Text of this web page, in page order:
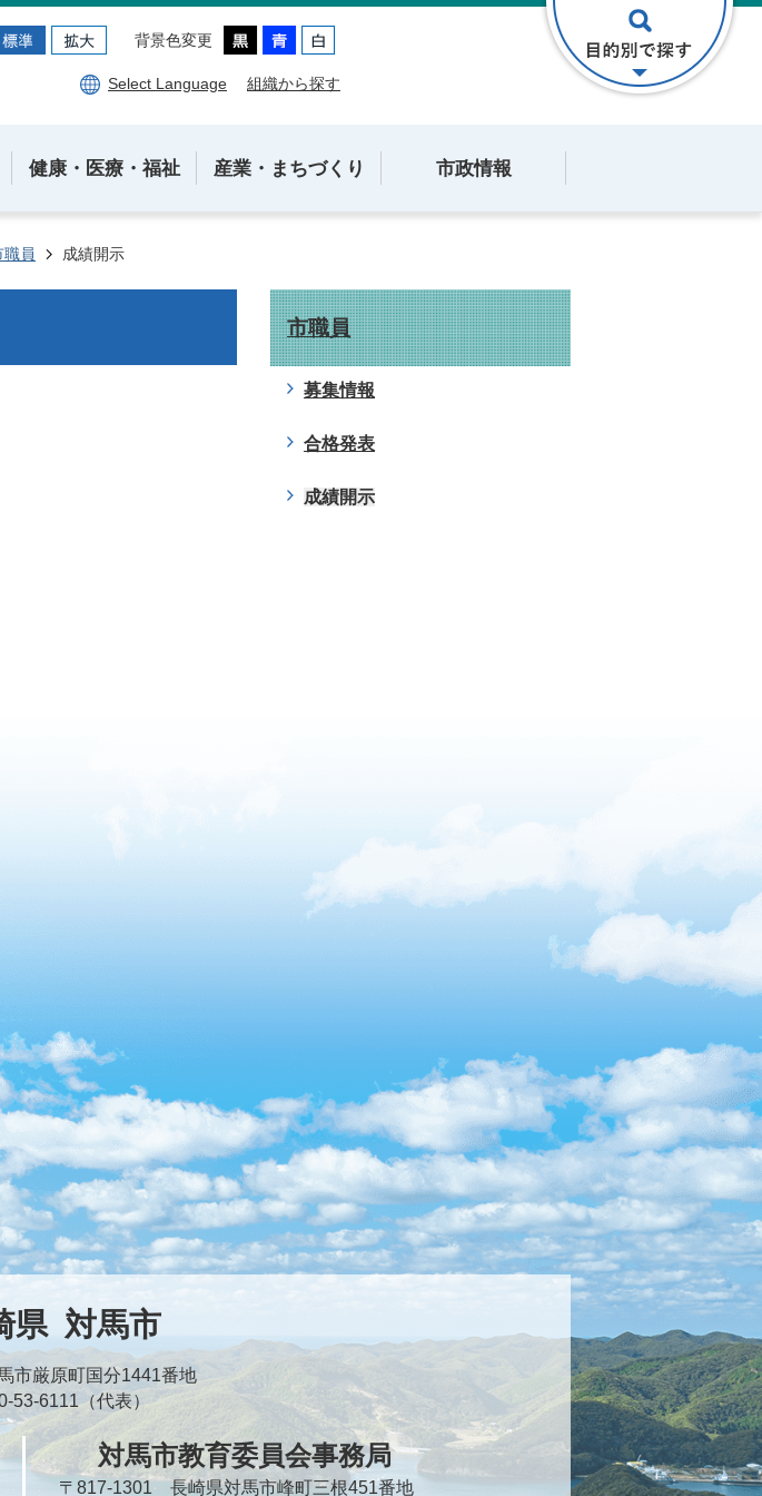
背景色変更
Select Language 組織から探す
健康・医療・福祉 産業・まちづくり 市政情報
職員 成績開示
市職員
募集情報
合格発表
成績開示
県 対馬市
市厳原町国分1441番地
53-6111（代表）
対馬市教育委員会事務局
〒817-1301 長崎県対馬市峰町三根451番地